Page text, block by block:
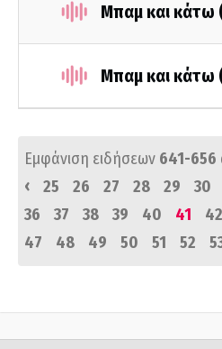
Μπαμ και
Μπαμ και κάτω
Εμφάνιση ειδήσεων 641-656
‹
25 26 27 28 29 30
36
37 38 39 40 41 42
47
48 49 50 51 52